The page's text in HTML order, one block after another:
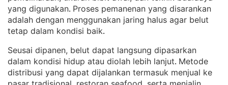
yang digunakan. Proses pemanenan yang disarankan
adalah dengan menggunakan jaring halus agar belut
tetap dalam kondisi baik.
Seusai dipanen, belut dapat langsung dipasarkan
dalam kondisi hidup atau diolah lebih lanjut. Metode
distribusi yang dapat dijalankan termasuk menjual ke